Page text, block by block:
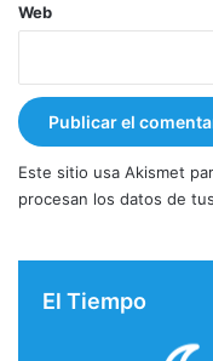
Web
Este sitio usa Akismet
procesan los datos de
El Tiempo